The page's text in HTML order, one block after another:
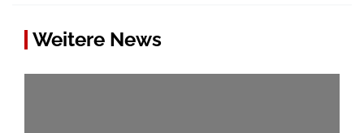
Weitere News